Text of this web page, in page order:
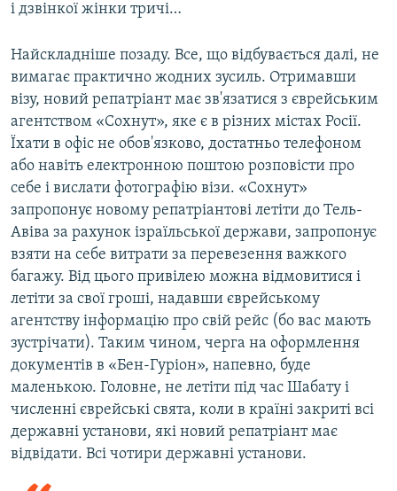
і дзвінкої жінки тричі…
Найскладніше позаду. Все, що відбувається далі, не
вимагає практично жодних зусиль. Отримавши
візу, новий репатріант має зв'язатися з єврейським
агентством «Сохнут», яке є в різних містах Росії.
Їхати в офіс не обов'язково, достатньо телефоном
або навіть електронною поштою розповісти про
себе і вислати фотографію візи. «Сохнут»
запропонує новому репатріантові летіти до Тель-
Авіва за рахунок ізраїльської держави, запропонує
взяти на себе витрати за перевезення важкого
багажу. Від цього привілею можна відмовитися і
летіти за свої гроші, надавши єврейському
агентству інформацію про свій рейс (бо вас мають
зустрічати). Таким чином, черга на оформлення
документів в «Бен-Гуріон», напевно, буде
маленькою. Головне, не летіти під час Шабату і
численні єврейські свята, коли в країні закриті всі
державні установи, які новий репатріант має
відвідати. Всі чотири державні установи.